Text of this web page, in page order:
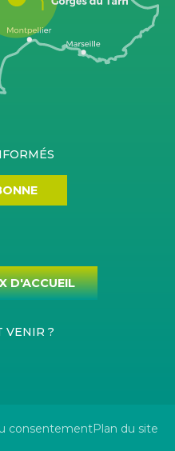
D'ACCUEIL
VENIR ?
consentementPlan du site